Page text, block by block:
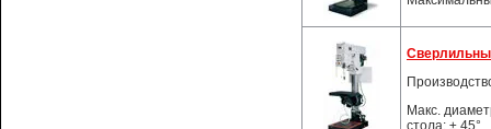
Макс.
стола: ± 45°